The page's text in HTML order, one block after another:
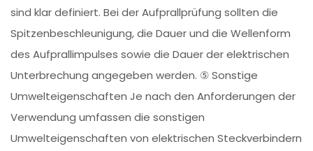
sind klar definiert. Bei der Aufprallprüfung sollten die
Spitzenbeschleunigung, die Dauer und die Wellenform
des Aufprallimpulses sowie die Dauer der elektrischen
Unterbrechung angegeben werden. ⑤ Sonstige
Umwelteigenschaften Je nach den Anforderungen der
Verwendung umfassen die sonstigen
Umwelteigenschaften von elektrischen Steckverbindern